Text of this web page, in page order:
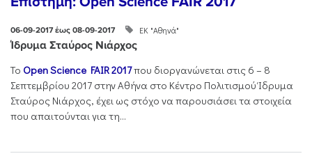
06-09-2017 έως 08-09-2017 ΕΚ "Αθηνά"
Ίδρυμα Σταύρος Νιάρχος
Το Open Science FAIR 2017που διοργανώνεται στις 6 – 8
Σεπτεμβρίου 2017 στην Αθήνα στο Κέντρο Πολιτισμού Ίδρυμα
Σταύρος Νιάρχος, έχει ως στόχο να παρουσιάσει τα στοιχεία
που απαιτούνται για τη...